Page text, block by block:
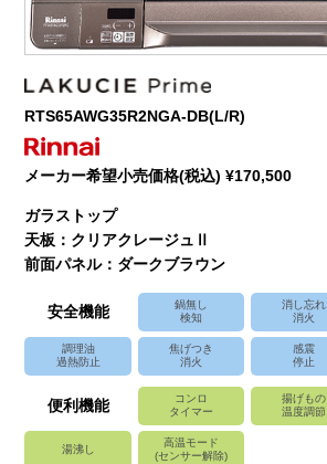
RTS65AWG35R2NGA-DB(L/R)
メーカー希望小売価格(税込) ¥170,500
ガラストップ
天板：クリアクレージュⅡ
前面パネル：ダークブラウン
安全機能
鍋無し
検知
消し忘れ
消火
調理油
過熱防止
焦げつき
消火
感震
停止
便利機能
コンロ
タイマー
揚げもの
温度調節
湯沸し
高温モード
(センサー解除)